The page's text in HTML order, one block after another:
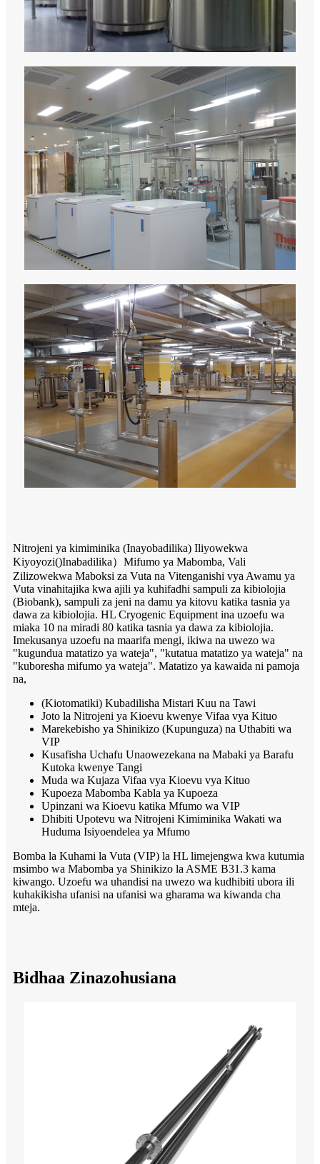
Nitrojeni ya kimiminika (Inayobadilika) Iliyowekwa
Kiyoyozi()Inabadilika） Mifumo ya Mabomba, Vali
Zilizowekwa Maboksi za Vuta na Vitenganishi vya Awamu ya
Vuta vinahitajika kwa ajili ya kuhifadhi sampuli za kibiolojia
(Biobank), sampuli za jeni na damu ya kitovu katika tasnia ya
dawa za kibiolojia. HL Cryogenic Equipment ina uzoefu wa
miaka 10 na miradi 80 katika tasnia ya dawa za kibiolojia.
Imekusanya uzoefu na maarifa mengi, ikiwa na uwezo wa
"kugundua matatizo ya wateja", "kutatua matatizo ya wateja" na
"kuboresha mifumo ya wateja". Matatizo ya kawaida ni pamoja
na,
(Kiotomatiki) Kubadilisha Mistari Kuu na Tawi
Joto la Nitrojeni ya Kioevu kwenye Vifaa vya Kituo
Marekebisho ya Shinikizo (Kupunguza) na Uthabiti wa
VIP
Kusafisha Uchafu Unaowezekana na Mabaki ya Barafu
Kutoka kwenye Tangi
Muda wa Kujaza Vifaa vya Kioevu vya Kituo
Kupoeza Mabomba Kabla ya Kupoeza
Upinzani wa Kioevu katika Mfumo wa VIP
Dhibiti Upotevu wa Nitrojeni Kimiminika Wakati wa
Huduma Isiyoendelea ya Mfumo
Bomba la Kuhami la Vuta (VIP) la HL limejengwa kwa kutumia
msimbo wa Mabomba ya Shinikizo la ASME B31.3 kama
kiwango. Uzoefu wa uhandisi na uwezo wa kudhibiti ubora ili
kuhakikisha ufanisi na ufanisi wa gharama wa kiwanda cha
mteja.
Bidhaa Zinazohusiana